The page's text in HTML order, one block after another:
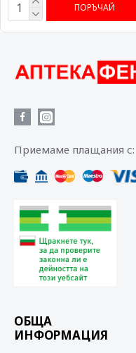
ПОРЪЧАЙ
Приемаме плащания с:
ОБЩА
ИНФОРМАЦИЯ